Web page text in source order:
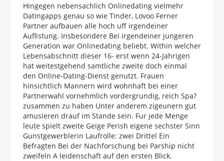
Hingegen nebensachlich Onlinedating vielmehr
Datingapps genau so wie Tinder, Lovoo Ferner
Partner aufbauen alle hoch uff irgendeiner
Auflistung. Insbesondere Bei irgendeiner jungeren
Generation war Onlinedating beliebt. Within welcher
Lebensabschnitt dieser 16- erst wenn 24-Jahrigen
hat weitestgehend samtliche zweite doch einmal
den Online-Dating-Dienst genutzt. Frauen
hinsichtlich Mannern wird wohnhaft bei einer
Partnerwahl vornehmlich vordergrundig, reich Spa?
zusammen zu haben Unter anderem zigeunern gut
amusieren drauf im Stande sein. Fur jede Menge
leute spielt zweite Geige Perish eigene sechster Sinn
Gunstgewerblerin Laufrolle: zwei Drittel Ein
Befragten Bei der Nachforschung bei Parship nicht
zweifeln A leidenschaft auf den ersten Blick.